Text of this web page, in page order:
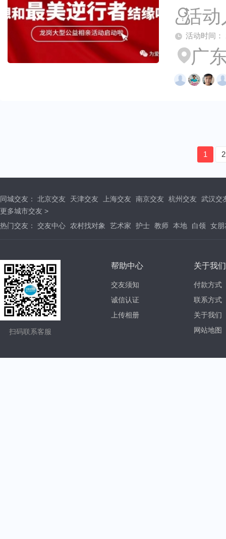
活
活动时间：
广
1 2
同城交友： 北京交友 天津交友 上海交友 南京交友 杭州交友 武汉交
更多城市交友 >
热门交友：
交友中心 农村找对象 艺术家 护士 教师 本地 白领 女朋
扫码联系客服
帮助中心
交友须知
诚信认证
上传相册
关于我们
付款方式
联系方式
关于我们
网站地图